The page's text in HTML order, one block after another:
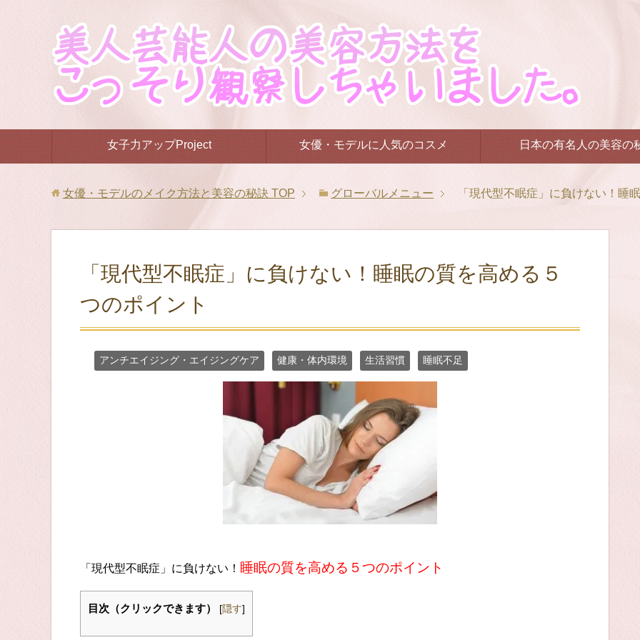
女子力アップProject 女優・モデルに人気のコスメ 日本の有名人の美容の
女優・モデルのメイク方法と美容の秘訣 TOP グローバルメニュー 「現代型不眠症」に負けない！睡
「現代型不眠症」に負けない！睡眠の質を高める５
つのポイント
アンチエイジング・エイジングケア 健康・体内環境 生活習慣 睡眠不足
「現代型不眠症」に負けない！ 睡眠の質を高める５つのポイント
目次（クリックできます） [隠す]